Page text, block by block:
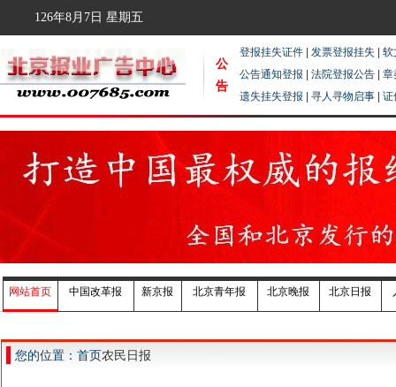
126年8月7日 星期五
公
告
登报挂失证件 发票登报挂失
软
公告通知登报
法院登报公告
章
遗失挂失登报
寻人寻物启事 证
网站首页 中国改革报 新京报 北京青年报 北京晚报 北京日报
您的位置：首页农民日报